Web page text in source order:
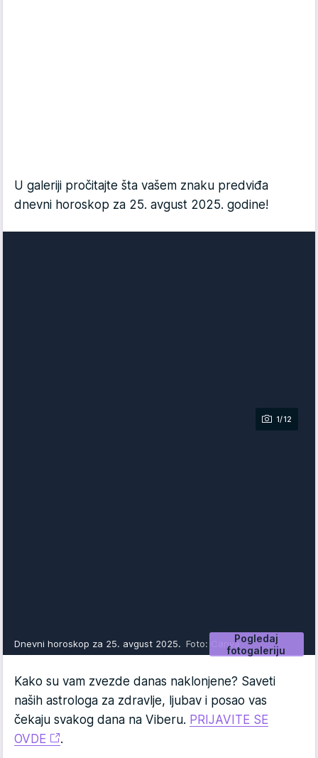
U galeriji pročitajte šta vašem znaku predviđa
dnevni horoskop za 25. avgust 2025. godine!
1/12
Pogledaj
fotogaleriju
Dnevni horoskop za 25. avgust 2025. Foto: Canva
Kako su vam zvezde danas naklonjene? Saveti
naših astrologa za zdravlje, ljubav i posao vas
čekaju svakog dana na Viberu. PRIJAVITE SE
OVDE
.